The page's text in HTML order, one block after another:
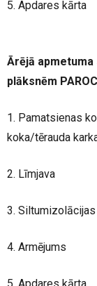
5. Apdares kārta
Ārējā
plāksnēm
1. Pamatsienas
koka/tērauda
2. Līmjava
3.
4. Armējums